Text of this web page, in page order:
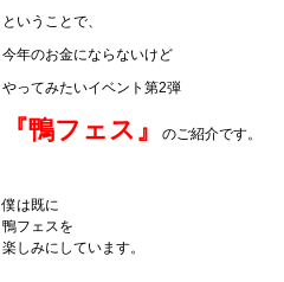
ということで、
今年のお金にならないけど
やってみたいイベント第2弾
『鴨フェス』 のご紹介です。
僕は既に
鴨フェスを
楽しみにしています。